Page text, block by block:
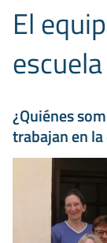
El
¿Quiénes
trabajan en la